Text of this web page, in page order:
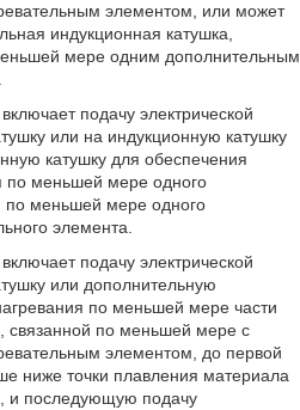
элементом, или может
индукционная катушка,
мере одним дополнительным
подачу электрической
или на индукционную катушку
катушку для обеспечения
по меньшей мере одного
по меньшей мере одного
элемента.
подачу электрической
или дополнительную
по меньшей мере части
связанной по меньшей мере с
элементом, до первой
ниже точки плавления материала
и последующую подачу